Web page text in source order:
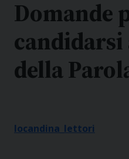
Domande
della
locandina_lettori